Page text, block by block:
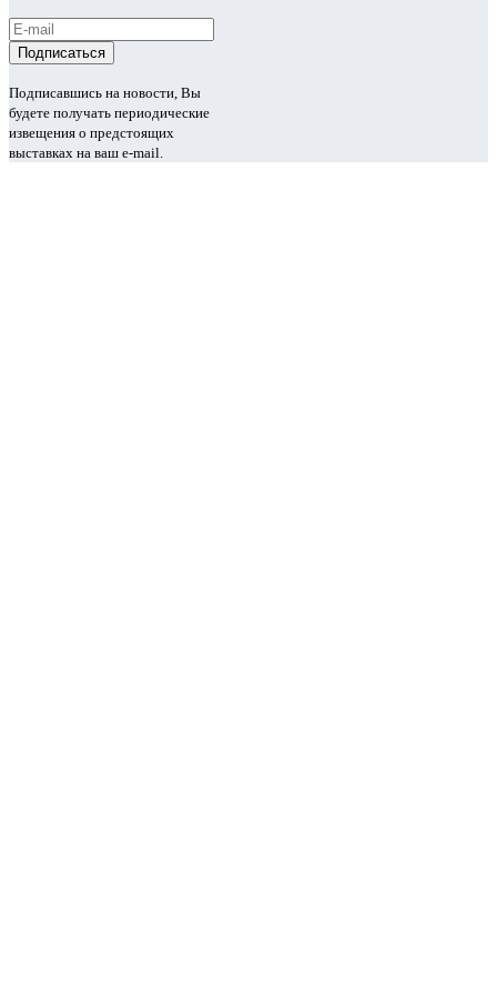
Подписавшись на новости, Вы
будете получать периодические
извещения о предстоящих
выставках на ваш e-mail.